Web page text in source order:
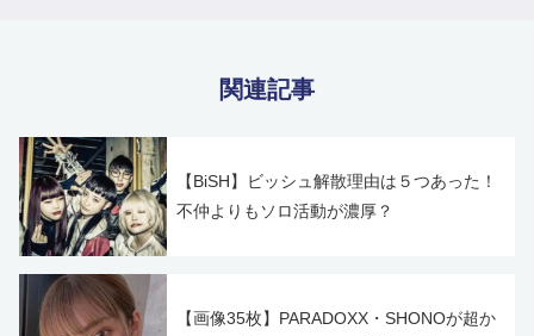
関連記事
【BiSH】ビッシュ解散理由は５つあった！
不仲よりもソロ活動が濃厚？
【画像35枚】PARADOXX・SHONOが超か